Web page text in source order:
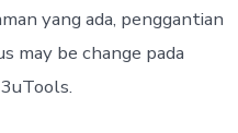
yang ada, penggantian
may be change pada